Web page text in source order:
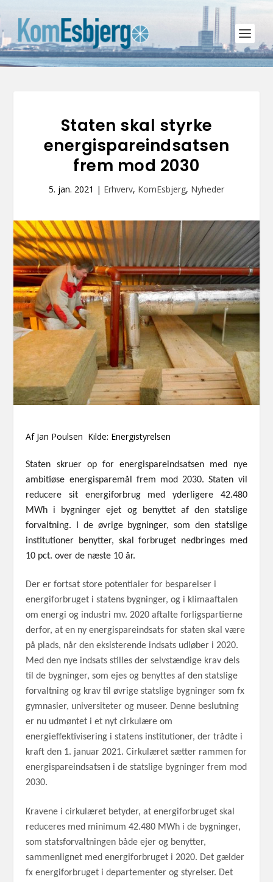
Staten skal styrke
energispareindsatsen
frem mod 2030
5. jan. 2021 | Erhverv, KomEsbjerg, Nyheder
Af Jan Poulsen Kilde: Energistyrelsen
Staten skruer op for energispareindsatsen med nye
ambitiøse energisparemål frem mod 2030. Staten vil
reducere sit energiforbrug med yderligere 42.480
MWh i bygninger ejet og benyttet af den statslige
forvaltning. I de øvrige bygninger, som den statslige
institutioner benytter, skal forbruget nedbringes med
10 pct. over de næste 10 år.
Der er fortsat store potentialer for besparelser i
energiforbruget i statens bygninger, og i klimaaftalen
om energi og industri mv. 2020 aftalte forligspartierne
derfor, at en ny energispareindsats for staten skal være
på plads, når den eksisterende indsats udløber i 2020.
Med den nye indsats stilles der selvstændige krav dels
til de bygninger, som ejes og benyttes af den statslige
forvaltning og krav til øvrige statslige bygninger som fx
gymnasier, universiteter og museer. Denne beslutning
er nu udmøntet i et nyt cirkulære om
energieffektivisering i statens institutioner, der trådte i
kraft den 1. januar 2021. Cirkulæret sætter rammen for
energispareindsatsen i de statslige bygninger frem mod
2030.
Kravene i cirkulæret betyder, at energiforbruget skal
reduceres med minimum 42.480 MWh i de bygninger,
som statsforvaltningen både ejer og benytter,
sammenlignet med energiforbruget i 2020. Det gælder
fx energiforbruget i departementer og styrelser. Det